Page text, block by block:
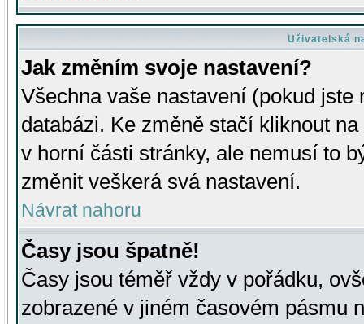
Uživatelská
Jak změním svoje nastavení?
Všechna vaše nastavení (pokud
databázi. Ke změně stačí kliknout
v horní části stránky, ale nemusí to
změnit veškerá svá nastavení.
Návrat nahoru
Časy jsou špatně!
Časy jsou téměř vždy v pořádku,
zobrazené v jiném časovém pásmu